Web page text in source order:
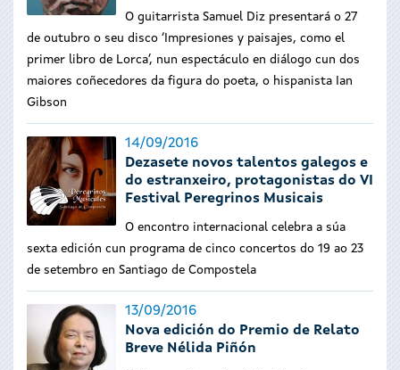
O guitarrista Samuel Diz presentará o 27
de outubro o seu disco ‘Impresiones y paisajes, como el
primer libro de Lorca’, nun espectáculo en diálogo cun dos
maiores coñecedores da figura do poeta, o hispanista Ian
Gibson
14/09/2016
Dezasete novos talentos galegos e
do estranxeiro, protagonistas do VI
Festival Peregrinos Musicais
O encontro internacional celebra a súa
sexta edición cun programa de cinco concertos do 19 ao 23
de setembro en Santiago de Compostela
13/09/2016
Nova edición do Premio de Relato
Breve Nélida Piñón